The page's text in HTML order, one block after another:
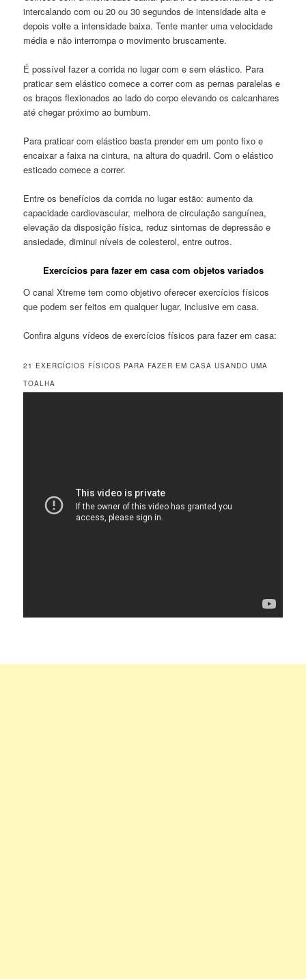
intercalando com ou 20 ou 30 segundos de intensidade alta e
depois volte a intensidade baixa. Tente manter uma velocidade
média e não interrompa o movimento bruscamente.
É possível fazer a corrida no lugar com e sem elástico. Para
praticar sem elástico comece a correr com as pernas paralelas e
os braços flexionados ao lado do corpo elevando os calcanhares
até chegar próximo ao bumbum.
Para praticar com elástico basta prender em um ponto fixo e
encaixar a faixa na cintura, na altura do quadril. Com o elástico
esticado comece a correr.
Entre os benefícios da corrida no lugar estão: aumento da
capacidade cardiovascular, melhora de circulação sanguínea,
elevação da disposição física, reduz sintomas de depressão e
ansiedade, diminui níveis de colesterol, entre outros.
Exercícios para fazer em casa com objetos variados
O canal Xtreme tem como objetivo oferecer exercícios físicos
que podem ser feitos em qualquer lugar, inclusive em casa.
Confira alguns vídeos de exercícios físicos para fazer em casa:
21 EXERCÍCIOS FÍSICOS PARA FAZER EM CASA USANDO UMA
TOALHA